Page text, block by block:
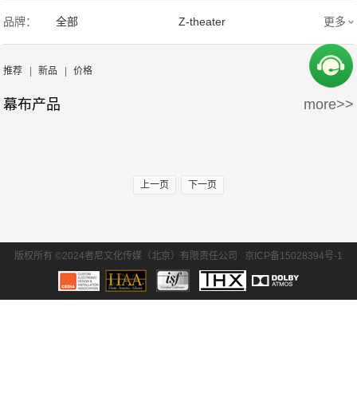
声学产品 智能产品
周边产品
3000-9999 1万-5万
5万-15万
30万-50万
品牌： 全部 Z-theater
Screen Excellence
更多
推荐 | 新品 | 价格
幕布产品 more>>
上一页 下一页
版权所有 ©2024者尼文化传媒（北京）有限责任公司 京ICP备15028394号-1